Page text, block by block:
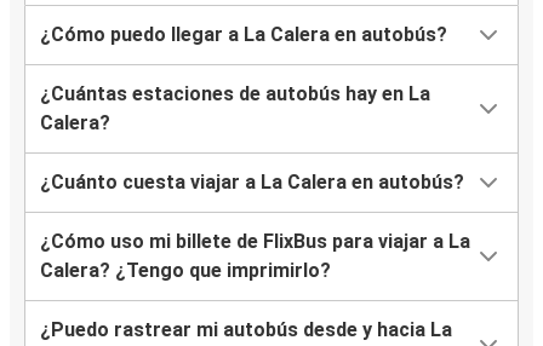
¿Cómo puedo llegar a La Calera en autobús?
¿Cuántas estaciones de autobús hay en La
Calera?
¿Cuánto cuesta viajar a La Calera en autobús?
¿Cómo uso mi billete de FlixBus para viajar a La
Calera? ¿Tengo que imprimirlo?
¿Puedo rastrear mi autobús desde y hacia La